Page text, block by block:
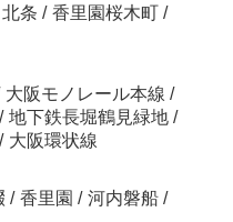
北条 / 香里園桜木町 /
大阪モノレール本線 /
/ 地下鉄長堀鶴見緑地 /
/ 大阪環状線
/ 香里園 / 河内磐船 /